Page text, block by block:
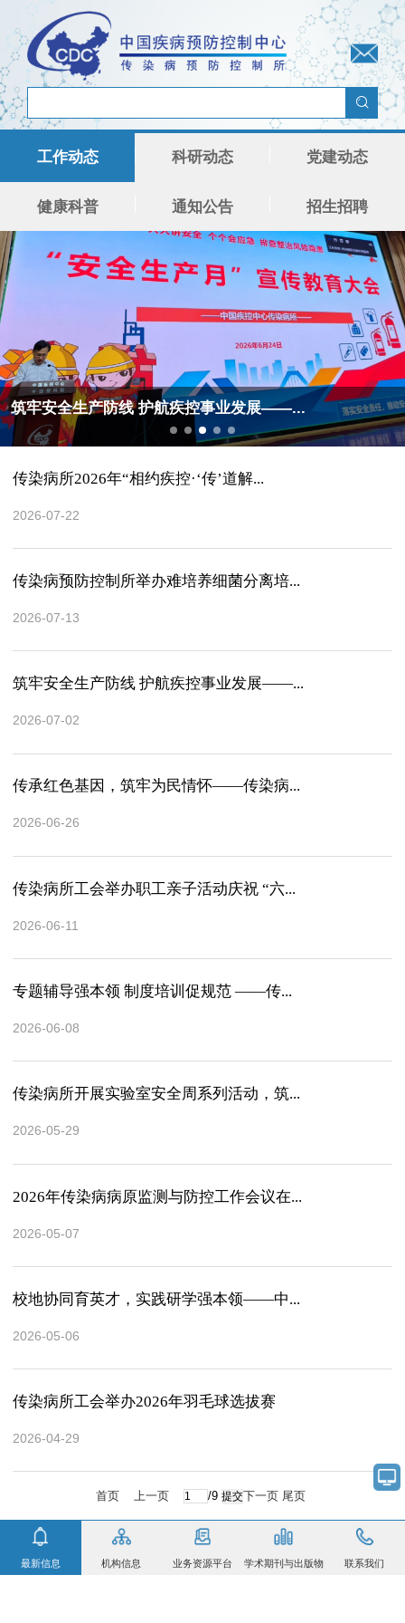
工作动态 科研动态 党建动态
健康科普 通知公告 招生招聘
筑牢安全生产防线 护航疾控事业发展——...
传染病所2026年“相约疾控·‘传’道解...
2026-07-22
传染病预防控制所举办难培养细菌分离培...
2026-07-13
筑牢安全生产防线 护航疾控事业发展——...
2026-07-02
传承红色基因，筑牢为民情怀——传染病...
2026-06-26
传染病所工会举办职工亲子活动庆祝 “六...
2026-06-11
专题辅导强本领 制度培训促规范 ——传...
2026-06-08
传染病所开展实验室安全周系列活动，筑...
2026-05-29
2026年传染病病原监测与防控工作会议在...
2026-05-07
校地协同育英才，实践研学强本领——中...
2026-05-06
传染病所工会举办2026年羽毛球选拔赛
2026-04-29
首页 上一页 /9 下一页 尾页
最新信息 机构信息 业务资源平台 学术期刊与出版物 联系我们